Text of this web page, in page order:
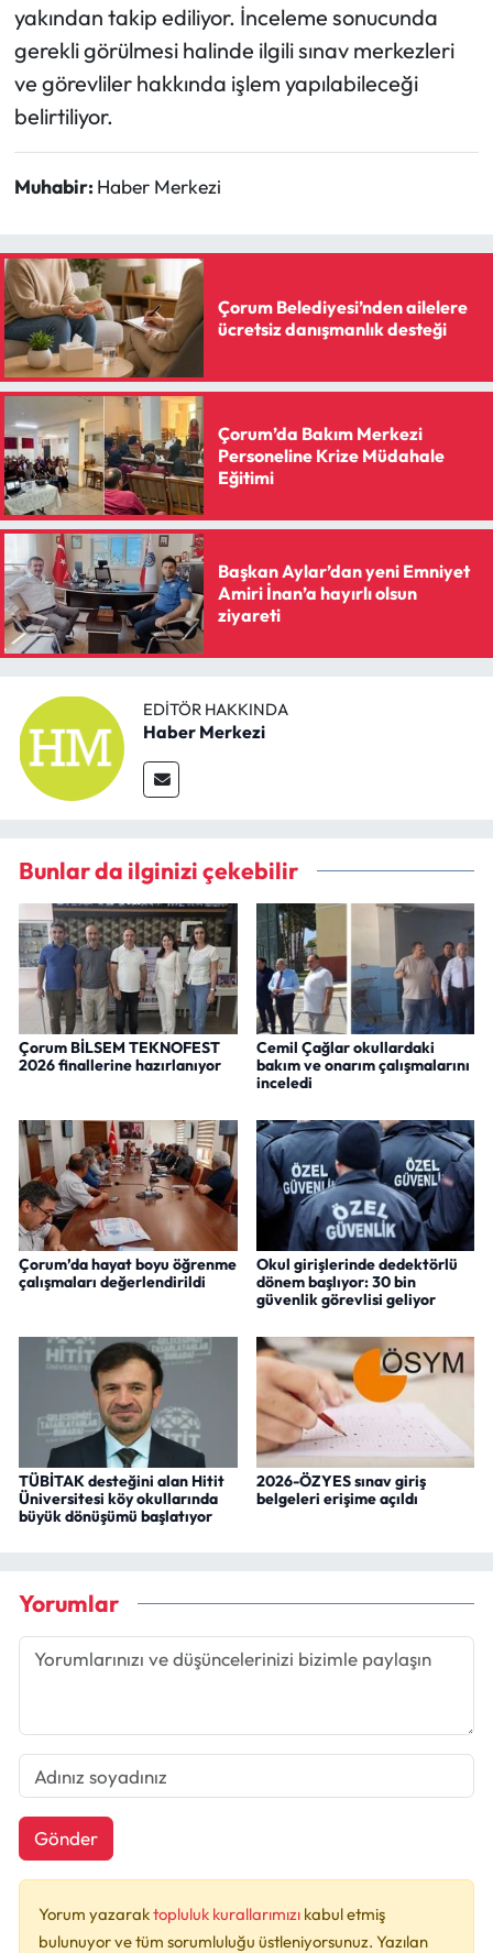
yakından takip ediliyor. İnceleme sonucunda
gerekli görülmesi halinde ilgili sınav merkezleri
ve görevliler hakkında işlem yapılabileceği
belirtiliyor.
Muhabir: Haber Merkezi
Çorum Belediyesi’nden ailelere
ücretsiz danışmanlık desteği
Çorum’da Bakım Merkezi
Personeline Krize Müdahale
Eğitimi
Başkan Aylar’dan yeni Emniyet
Amiri İnan’a hayırlı olsun
ziyareti
EDITÖR HAKKINDA
Haber Merkezi
Bunlar da ilginizi çekebilir
Çorum BİLSEM TEKNOFEST
2026 finallerine hazırlanıyor
Cemil Çağlar okullardaki
bakım ve onarım çalışmalarını
inceledi
Çorum’da hayat boyu öğrenme
çalışmaları değerlendirildi
Okul girişlerinde dedektörlü
dönem başlıyor: 30 bin
güvenlik görevlisi geliyor
TÜBİTAK desteğini alan Hitit
Üniversitesi köy okullarında
büyük dönüşümü başlatıyor
2026-ÖZYES sınav giriş
belgeleri erişime açıldı
Yorumlar
Gönder
Yorum yazaraktopluluk kurallarımızı kabul etmiş
bulunuyor ve tüm sorumluluğu üstleniyorsunuz. Yazılan